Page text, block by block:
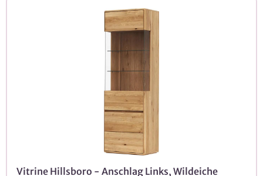
Vitrine Hillsboro - Anschlag Links, Wildeiche